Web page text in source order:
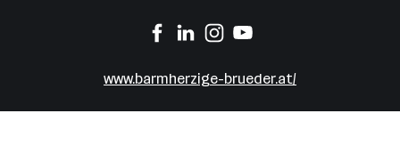
www.barmherzige-brueder.at/